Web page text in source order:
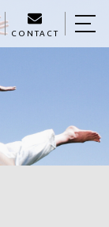
CONTACT